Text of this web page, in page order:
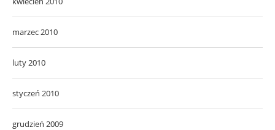
marzec 2010
luty 2010
styczeń 2010
grudzień 2009